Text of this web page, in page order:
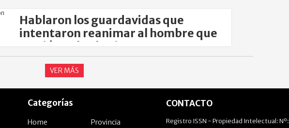
Hablaron los guardavidas que
intentaron reanimar al hombre que
murió por la ola gigante
VER MÁS
Categorías
Home Provincia
CONTACTO
Registro ISSN - Propiedad Intelectual: Nº: